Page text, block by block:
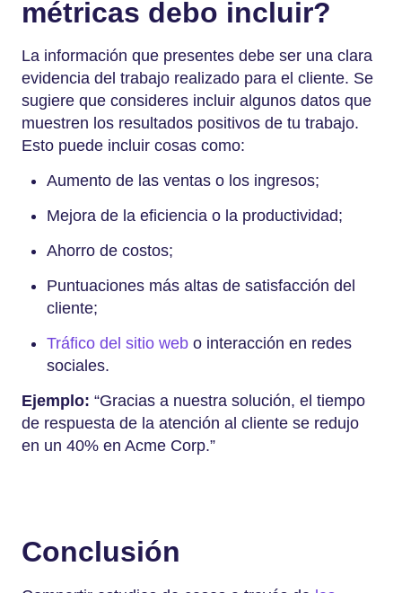
métricas debo incluir?
La información que presentes debe ser una clara
evidencia del trabajo realizado para el cliente. Se
sugiere que consideres incluir algunos datos que
muestren los resultados positivos de tu trabajo.
Esto puede incluir cosas como:
Aumento de las ventas o los ingresos;
Mejora de la eficiencia o la productividad;
Ahorro de costos;
Puntuaciones más altas de satisfacción del
cliente;
Tráfico del sitio web o interacción en redes
sociales.
Ejemplo: “Gracias a nuestra solución, el tiempo
de respuesta de la atención al cliente se redujo
en un 40% en Acme Corp.”
Conclusión